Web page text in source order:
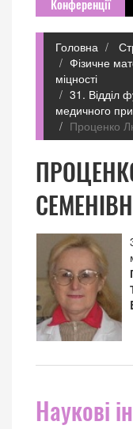
Конференції
Головна
Фізичне
міцності
31. Відділ
медичного
Проценко
Наукові